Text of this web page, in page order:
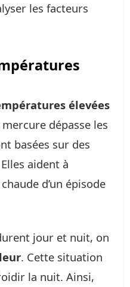
les facteurs
élevées
dépasse les
basées sur des
aident à
d’un épisode
jour et nuit, on
. Cette situation
la nuit. Ainsi,